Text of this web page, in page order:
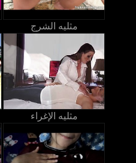
مثليه الشرج
مثليه الإغراء